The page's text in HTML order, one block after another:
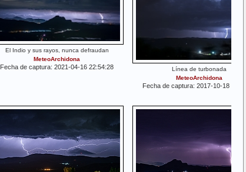
El Indio y sus rayos, nunca defraudan
MeteoArchidona
Fecha de captura: 2021-04-16 22:54:28
Línea de turbonada
MeteoArchidona
Fecha de captura: 2017-10-18